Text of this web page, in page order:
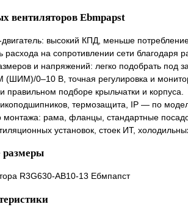
вентиляторов Ebmpapst
высокий КПД, меньше потребление
расхода на сопротивлении сети благодаря
и напряжений: легко подобрать под
(ШИМ)/0–10 В, точная регулировка и
правильном подборе крыльчатки и корпуса.
термозащита, IP — по
монтажа: рама, фланцы, стандартные
установок, стоек ИТ,